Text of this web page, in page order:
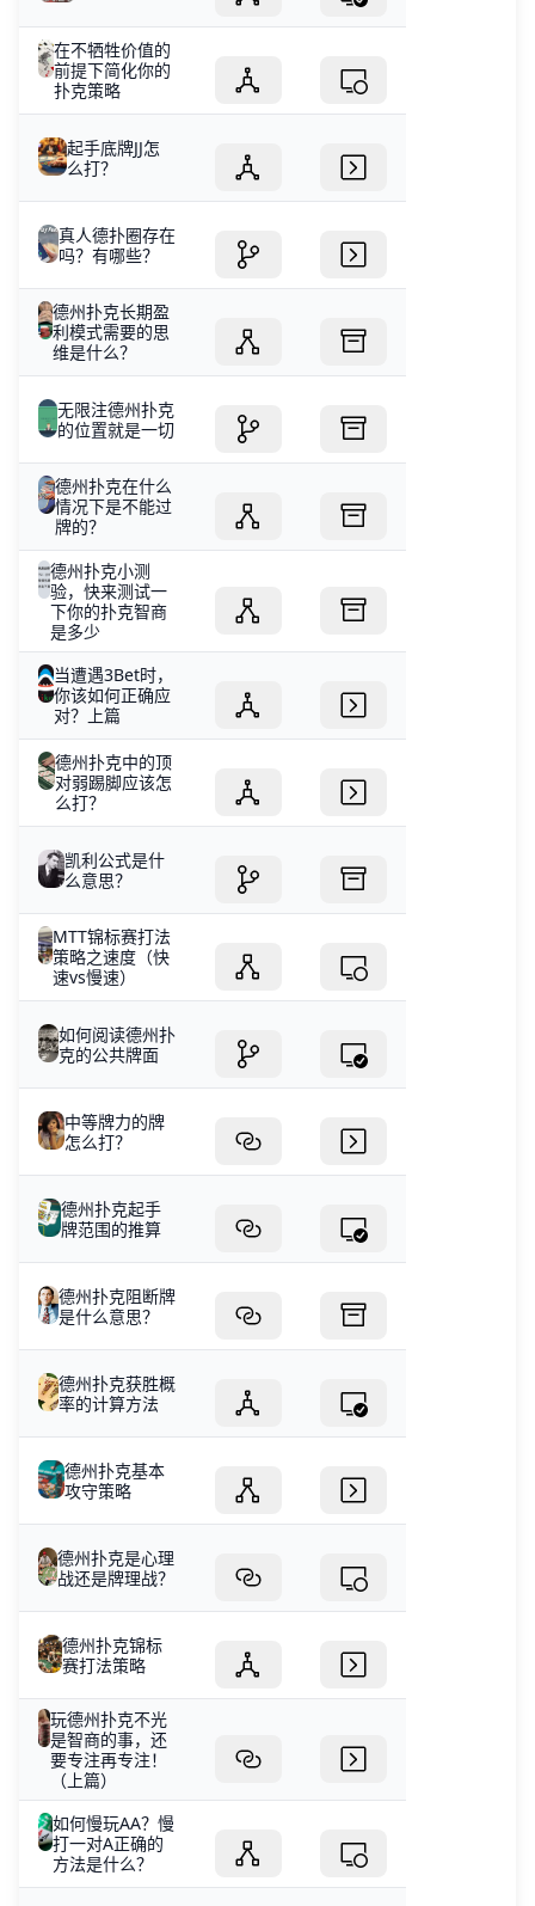
在不牺牲价值的
前提下简化你的
扑克策略
起手底牌JJ怎
么打？
真人德扑圈存在
吗？有哪些？
德州扑克长期盈
利模式需要的思
维是什么？
无限注德州扑克
的位置就是一切
德州扑克在什么
情况下是不能过
牌的？
德州扑克小测
验，快来测试一
下你的扑克智商
是多少
当遭遇3Bet时，
你该如何正确应
对？上篇
德州扑克中的顶
对弱踢脚应该怎
么打？
凯利公式是什
么意思？
MTT锦标赛打法
策略之速度（快
速vs慢速）
如何阅读德州扑
克的公共牌面
中等牌力的牌
怎么打？
德州扑克起手
牌范围的推算
德州扑克阻断牌
是什么意思？
德州扑克获胜概
率的计算方法
德州扑克基本
攻守策略
德州扑克是心理
战还是牌理战？
德州扑克锦标
赛打法策略
玩德州扑克不光
是智商的事，还
要专注再专注！
（上篇）
如何慢玩AA？慢
打一对A正确的
方法是什么？